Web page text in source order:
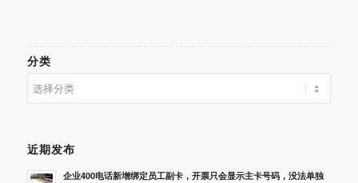
分类
类
近期发布
企业400电话新增绑定员工副卡，开票只会显示主卡号码，没法单独